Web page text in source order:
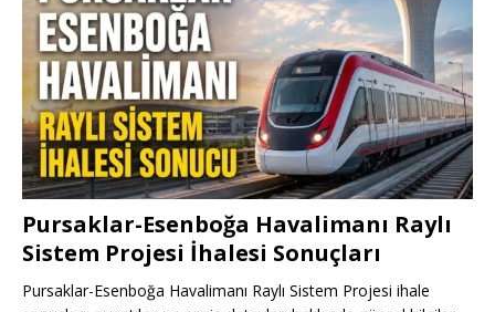
Pursaklar-Esenboğa Havalimanı Raylı
Sistem Projesi İhalesi Sonuçları
Pursaklar-Esenboğa Havalimanı Raylı Sistem Projesi ihale